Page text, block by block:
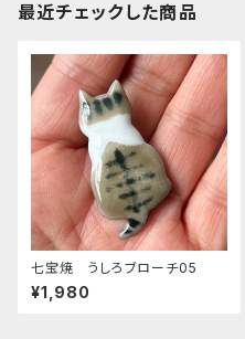
最近チェックした商品
七宝焼 うしろブローチ05
¥1,980